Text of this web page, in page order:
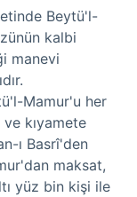
Beytü'l-
kalbi
manevi
Mamur'u her
kıyamete
ı Basrî'den
maksat,
yüz bin kişi ile